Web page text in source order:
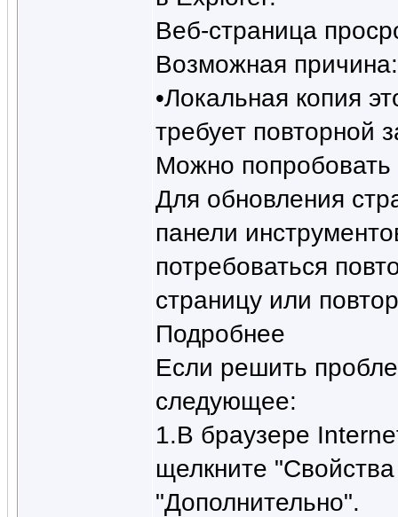
Веб-страница
Возможная причина:
•Локальная копия
требует повторной
Можно
Для обновления
панели
потребоваться
страницу или
Подробнее
Если решить
следующее:
1.В браузере
щелкните
"Дополнительно".